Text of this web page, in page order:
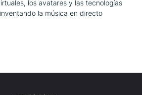
los avatares y las tecnologías
la música en directo